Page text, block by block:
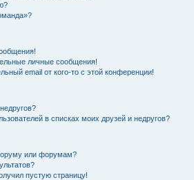
личные сообщения!
email от кого-то с этой конференции!
в списках моих друзей и недругов?
или форумам?
пустую страницу!